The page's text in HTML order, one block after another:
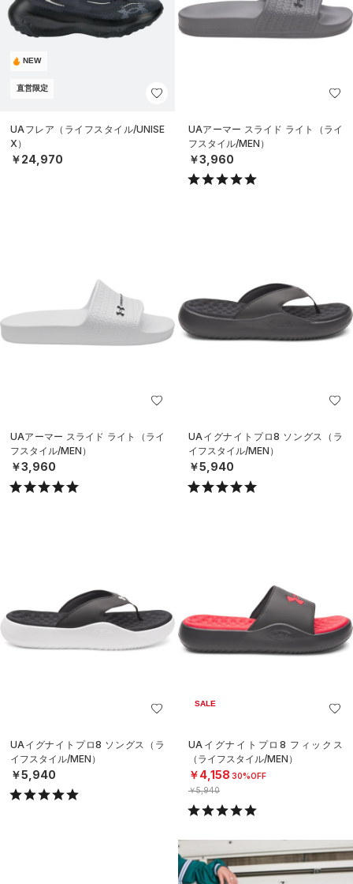
NEW
直営限定
UAフレア（ライフスタイル/UNISE
X）
￥24,970
UAアーマー スライド ライト（ライ
フスタイル/MEN）
￥3,960
UAアーマー スライド ライト（ライ
フスタイル/MEN）
￥3,960
UAイグナイトプロ8 ソングス（ラ
イフスタイル/MEN）
￥5,940
UAイグナイトプロ8 ソングス（ラ
イフスタイル/MEN）
￥5,940
SALE
UAイグナイトプロ8 フィックス
（ライフスタイル/MEN）
￥4,158 30%OFF
￥5,940